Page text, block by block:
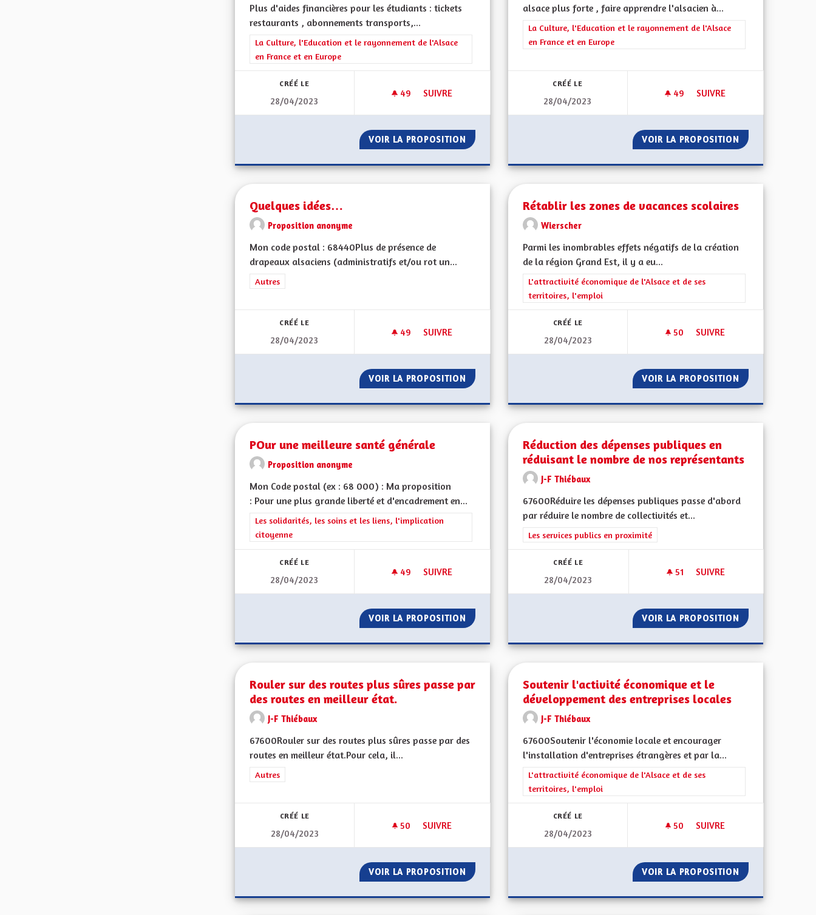
Plus d'aides financières pour les étudiants : tickets
restaurants , abonnements transports,...
Filtrer les résultats de la catégorie : La Culture, l'Education et le rayonnement de l'Alsace en France et en Europe
La Culture, l'Education et le rayonnement de l'Alsace
en France et en Europe
CRÉÉ LE
28/04/2023
49 49 ABONNÉS
SUIVRE
AIDES FINANCIÈRES POUR ÉTUDIANTS NON BOURSIERS
VOIR LA PROPOSITION AIDES FINANCIÈRES POUR ÉTUDIANTS NON BOURSIERS
alsace plus forte , faire apprendre l'alsacien à...
Filtrer les résultats de la catégorie : La Culture, l'Education et le
La Culture, l'Education et le rayonnement de l'Alsace
en France et en Europe
CRÉÉ LE
28/04/2023
49 49 ABONNÉS
SUIVRE
VOIR LA PROPOSITION L' ALSACE DE
Quelques idées…
Proposition anonyme
Mon code postal : 68440Plus de présence de
drapeaux alsaciens (administratifs et/ou rot un...
Filtrer les résultats de la catégorie : Autres
Autres
CRÉÉ LE
28/04/2023
49 49 ABONNÉS
SUIVRE
VOIR LA PROPOSITION QUELQUES IDÉES…
Rétablir les zones de vacances scolaires
Wierscher
Parmi les inombrables effets négatifs de la création
de la région Grand Est, il y a eu...
Filtrer les résultats de la catégorie : L'attractivité économique de l'Alsace
L'attractivité économique de l'Alsace et de ses
territoires, l'emploi
CRÉÉ LE
28/04/2023
50 50 ABONNÉS
SUIVRE
VOIR LA PROPOSITION RÉTABLIR LES
POur une meilleure santé générale
Proposition anonyme
Mon Code postal (ex : 68 000) : Ma proposition
: Pour une plus grande liberté et d'encadrement en...
Filtrer les résultats de la catégorie : Les solidarités, les soins et les liens, l'implication citoyenne
Les solidarités, les soins et les liens, l'implication
citoyenne
CRÉÉ LE
28/04/2023
49 49 ABONNÉS
SUIVRE
POUR UNE MEILLEURE SANTÉ GÉNÉRALE
VOIR LA PROPOSITION POUR UNE MEILLEURE SANTÉ GÉNÉRALE
Réduction des dépenses publiques en
réduisant le nombre de nos représentants
J-F Thiébaux
67600Réduire les dépenses publiques passe d'abord
par réduire le nombre de collectivités et...
Filtrer les résultats de la catégorie : Les services publics en proximité
Les services publics en proximité
CRÉÉ LE
28/04/2023
51 51 ABONNÉS
SUIVRE
VOIR LA PROPOSITION RÉDUCTION
Rouler sur des routes plus sûres passe par
des routes en meilleur état.
J-F Thiébaux
67600Rouler sur des routes plus sûres passe par des
routes en meilleur état.Pour cela, il...
Filtrer les résultats de la catégorie : Autres
Autres
CRÉÉ LE
28/04/2023
50 50 ABONNÉS
SUIVRE
ROULER SUR DES ROUTES PLUS SÛRES PASSE PAR DES ROUTES EN MEILLEUR ÉTAT.
VOIR LA PROPOSITION ROULER SUR DES ROUTES PLUS SÛRES PASSE PAR DES ROUTES EN MEILLEUR
Soutenir l'activité économique et le
développement des entreprises locales
J-F Thiébaux
67600Soutenir l'économie locale et encourager
l'installation d'entreprises étrangères et par la...
Filtrer les résultats de la catégorie : L'attractivité économique de l'Alsace
L'attractivité économique de l'Alsace et de ses
territoires, l'emploi
CRÉÉ LE
28/04/2023
50 50 ABONNÉS
SUIVRE
VOIR LA PROPOSITION SOUTENIR